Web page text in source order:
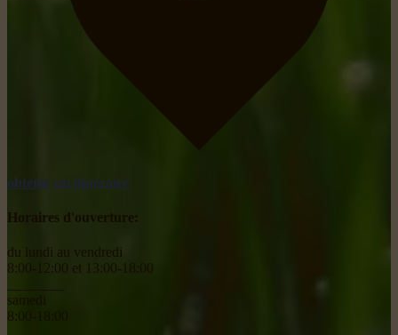
obtenir un itinéraire
Horaires d'ouverture:
du lundi au vendredi
8:00-12:00 et 13:00-18:00
samedi
8:00-18:00